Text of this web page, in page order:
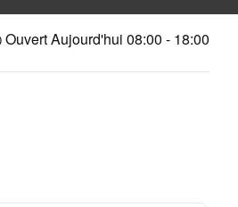
Ouvert Aujourd'hui 08:00 - 18:00